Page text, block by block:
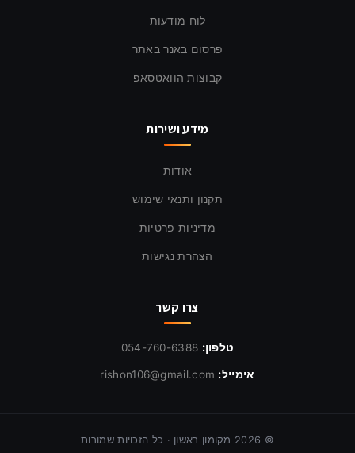
לוח מודעות
פרסום באנר באתר
קבוצות הוואטסאפ
מידע ושירות
אודות
תקנון ותנאי שימוש
מדיניות פרטיות
הצהרת נגישות
צרו קשר
טלפון: 054-760-6388
אימייל: rishon106@gmail.com
©
2026 מקומון ראשון · כל הזכויות שמורות